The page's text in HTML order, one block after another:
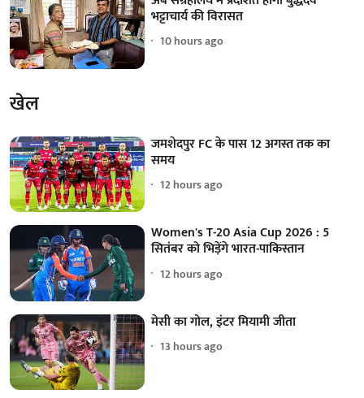
भट्टाचार्य की विरासत
10 hours ago
खेल
जमशेदपुर FC के पास 12 अगस्त तक का
समय
12 hours ago
Women's T-20 Asia Cup 2026 : 5
सितंबर को भिड़ेंगे भारत-पाकिस्तान
12 hours ago
मेसी का गोल, इंटर मियामी जीता
13 hours ago